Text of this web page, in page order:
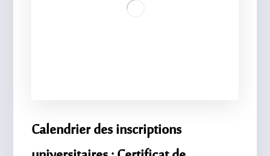
Calendrier des inscriptions